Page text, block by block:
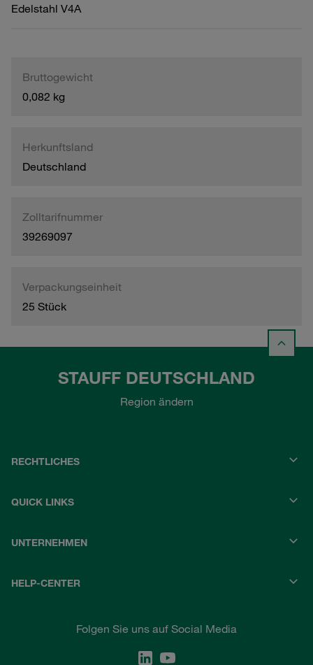
Edelstahl V4A
Bruttogewicht
0,082 kg
Herkunftsland
Deutschland
Zolltarifnummer
39269097
Verpackungseinheit
25 Stück
STAUFF DEUTSCHLAND
Region ändern
RECHTLICHES
QUICK LINKS
UNTERNEHMEN
HELP-CENTER
Folgen Sie uns auf Social Media